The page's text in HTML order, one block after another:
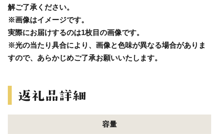
解ご了承ください。
※画像はイメージです。
実際にお届けするのは1枚目の画像です。
※光の当たり具合により、画像と色味が異なる場合がありま
すので、あらかじめご了承お願いいたします。
容量